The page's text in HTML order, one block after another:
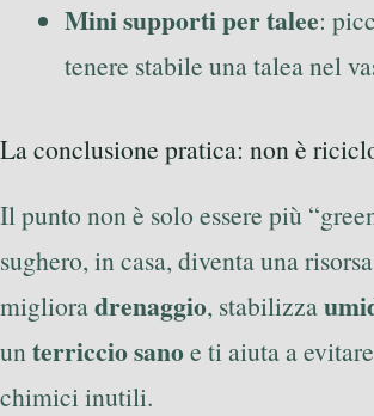
Mini supporti per talee:
tenere stabile una talea nel
La conclusione pratica: non è
Il punto non è solo essere più
sughero, in casa, diventa una
miglioradrenaggio, stabilizza
unterriccio sanoe ti aiuta a
chimici inutili.